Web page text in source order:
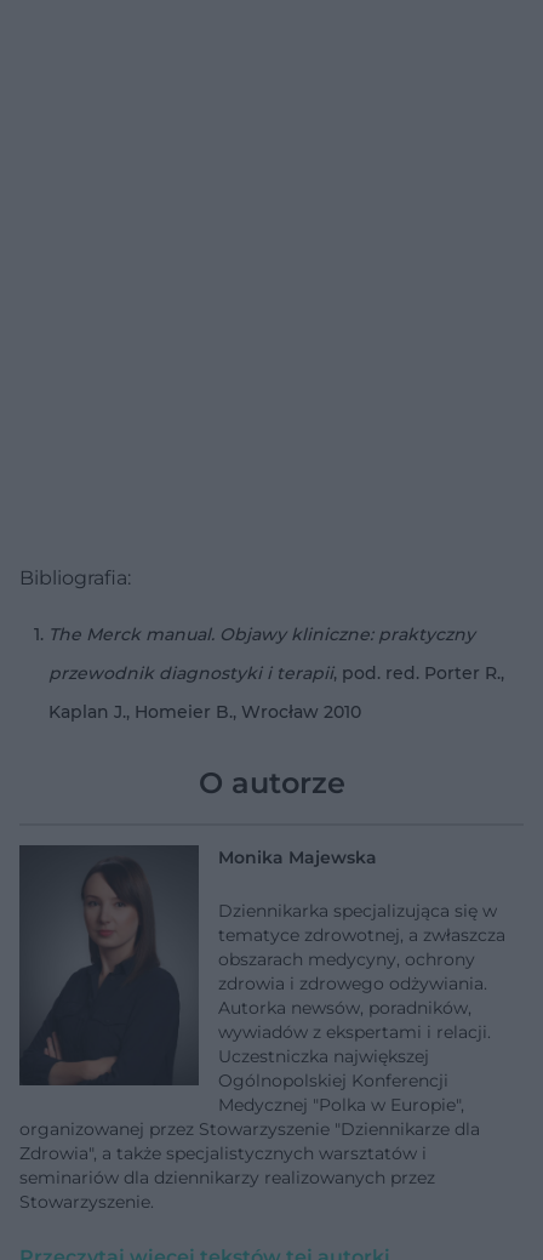
Bibliografia:
The Merck manual. Objawy kliniczne: praktyczny
przewodnik diagnostyki i terapii, pod. red. Porter R.,
Kaplan J., Homeier B., Wrocław 2010
O autorze
Monika Majewska
Dziennikarka specjalizująca się w
tematyce zdrowotnej, a zwłaszcza
obszarach medycyny, ochrony
zdrowia i zdrowego odżywiania.
Autorka newsów, poradników,
wywiadów z ekspertami i relacji.
Uczestniczka największej
Ogólnopolskiej Konferencji
Medycznej "Polka w Europie",
organizowanej przez Stowarzyszenie "Dziennikarze dla
Zdrowia", a także specjalistycznych warsztatów i
seminariów dla dziennikarzy realizowanych przez
Stowarzyszenie.